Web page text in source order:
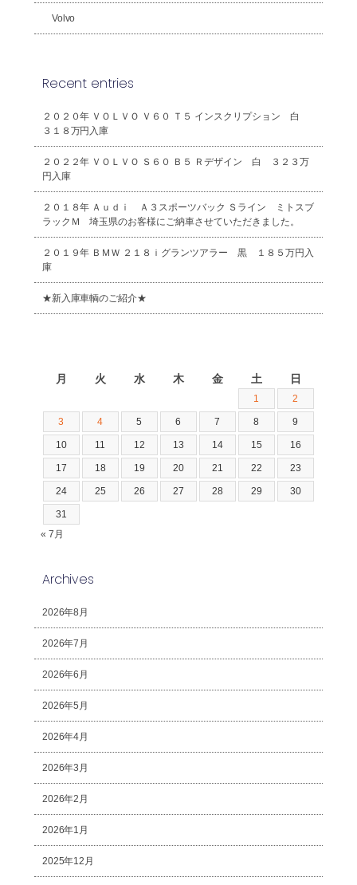
Volvo
Recent entries
２０２０年 ＶＯＬＶＯ Ｖ６０ Ｔ５ インスクリプション 白
３１８万円入庫
２０２２年 ＶＯＬＶＯ Ｓ６０ Ｂ５ Ｒデザイン 白 ３２３万
円入庫
２０１８年 Ａｕｄｉ Ａ３スポーツバック Ｓライン ミトスブ
ラックＭ 埼玉県のお客様にご納車させていただきました。
２０１９年 ＢＭＷ ２１８ｉグランツアラー 黒 １８５万円入
庫
★新入庫車輌のご紹介★
月 火 水 木 金 土 日
1 2
3 4 5 6 7 8 9
10 11 12 13 14 15 16
17 18 19 20 21 22 23
24 25 26 27 28 29 30
31
« 7月
Archives
2026年8月
2026年7月
2026年6月
2026年5月
2026年4月
2026年3月
2026年2月
2026年1月
2025年12月